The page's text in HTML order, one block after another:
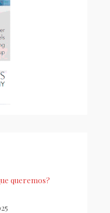
queremos?